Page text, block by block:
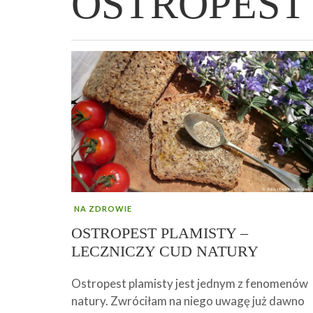
WIELKANOCNA BABKA DROŻDŻOWA –
„TRZYGODZINNA”
„PRZEMIANA” PODRÓŻ DO SIŁY I
WOLNOŚCI :)
GENIALNY ZAKWAS Z BURAKÓW
ROBOTY – WZMACNIA KREW I
AFIRMACJE – TWORZENIE DOBREGO
ŻYCIA!
NA ZDROWIE
OSTROPEST PLAMISTY –
LECZNICZY CUD NATURY
Ostropest plamisty jest jednym z fenomenów
natury. Zwróciłam na niego uwagę już dawno